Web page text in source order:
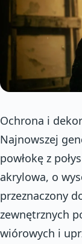
Ochrona i
Najnowszej
powłokę z
akrylowa, o
przeznaczony
zewnętrznych
wiórowych i